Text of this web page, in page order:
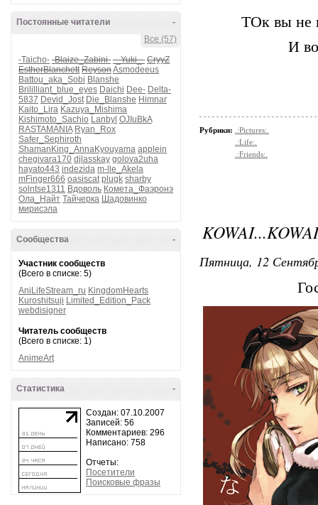
-
Постоянные читатели
Все (57)
-Taicho- -Blaize_Zabini- -_Yuki_- CryyZ
EstherBlanchett ReysonAsmodeeus
Battou_aka_Sobi Blanshe
Brililliant_blue_eyes Daichi Dee- Delta-
5837 Devid_Jost Die_Blanshe Himnar
Kaito_Lira Kazuya_Mishima
Kishimoto_Sachio Lanbyl OJIuBkA
RASTAMANIA Ryan_Rox
Safer_Sephiroth
ShamanKing_AnnaKyouyama applein
chegivara170 djlasskay golova2uha
hayato443 indezida m-lle_Akela
mFinger666 oasiscat plugk sharby
solntse1311 Вдоволь Комета_Фаэронэ
Ола_Найт Тайчерка Шадовинко
мирисэла
-
Сообщества
Участник сообществ
(Всего в списке: 5)
AniLifeStream_ru KingdomHearts
Kuroshitsuji Limited_Edition_Pack
webdisigner
Читатель сообществ
(Всего в списке: 1)
AnimeArt
-
Статистика
Создан: 07.10.2007
Записей: 56
Комментариев: 296
Написано: 758
Отчеты:
Посетители
Поисковые фразы
ТОк вы не
И
Рубрики:
.:Pictures:.
.:Life:.
.:Friends:.
Пятница, 12